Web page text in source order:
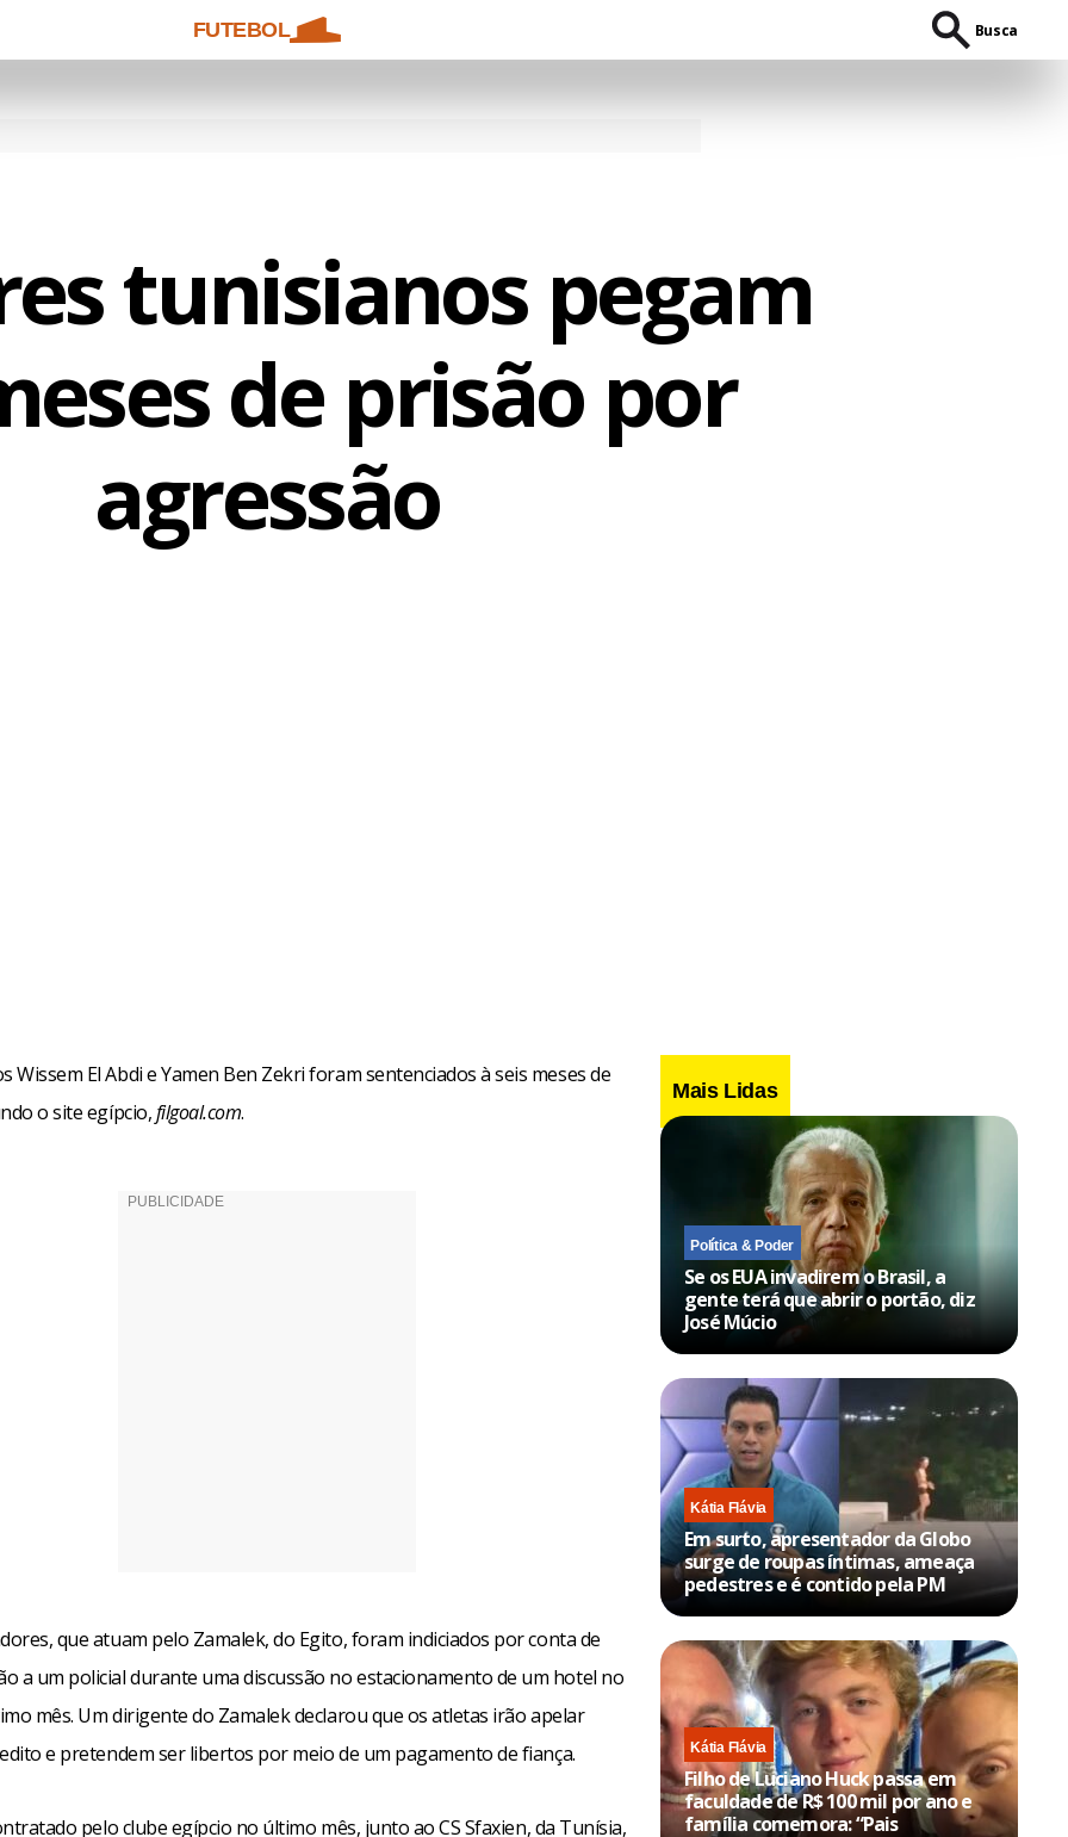
FUTEBOL Busca
tunisianos pegam
de prisão por
agressão
Wissem El Abdi e Yamen Ben Zekri foram sentenciados à seis meses de
o site egípcio,filgoal.com.
que atuam pelo Zamalek, do Egito, foram indiciados por conta de
a um policial durante uma discussão no estacionamento de um hotel no
mês. Um dirigente do Zamalek declarou que os atletas irão apelar
e pretendem ser libertos por meio de um pagamento de fiança.
pelo clube egípcio no último mês, junto ao CS Sfaxien, da Tunísia,
Mais Lidas
Política & Poder
Se os EUA invadirem o Brasil, a
gente terá que abrir o portão, diz
José Múcio
Kátia Flávia
Em surto, apresentador da Globo
surge de roupas íntimas, ameaça
pedestres e é contido pela PM
Kátia Flávia
Filho de Luciano Huck passa em
faculdade de R$ 100 mil por ano e
família comemora: “Pais